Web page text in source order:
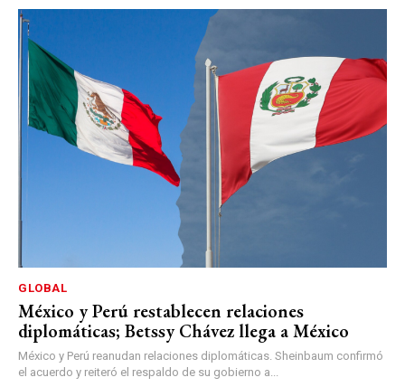
GLOBAL
México y Perú restablecen relaciones
diplomáticas; Betssy Chávez llega a México
México y Perú reanudan relaciones diplomáticas. Sheinbaum confirmó
el acuerdo y reiteró el respaldo de su gobierno a...